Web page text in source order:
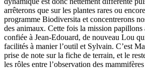
arrêterons que sur les plantes rares ou
programme Biodiversita et concentrerons
des animaux. Cette fois la mission papillons
confiée à Jean-Edouard, de nouveau Lou
facilités à manier l’outil et Sylvain. C’est
prise de note sur la fiche de terrain, et le
les rôles entre l’observation des